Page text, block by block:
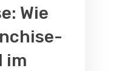
Wie
im